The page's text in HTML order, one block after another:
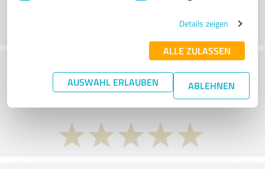
Details zeigen
ALLE ZULASSEN
AUSWAHL ERLAUBEN ABLEHNEN
O que acha da relação
preço/desempenho?